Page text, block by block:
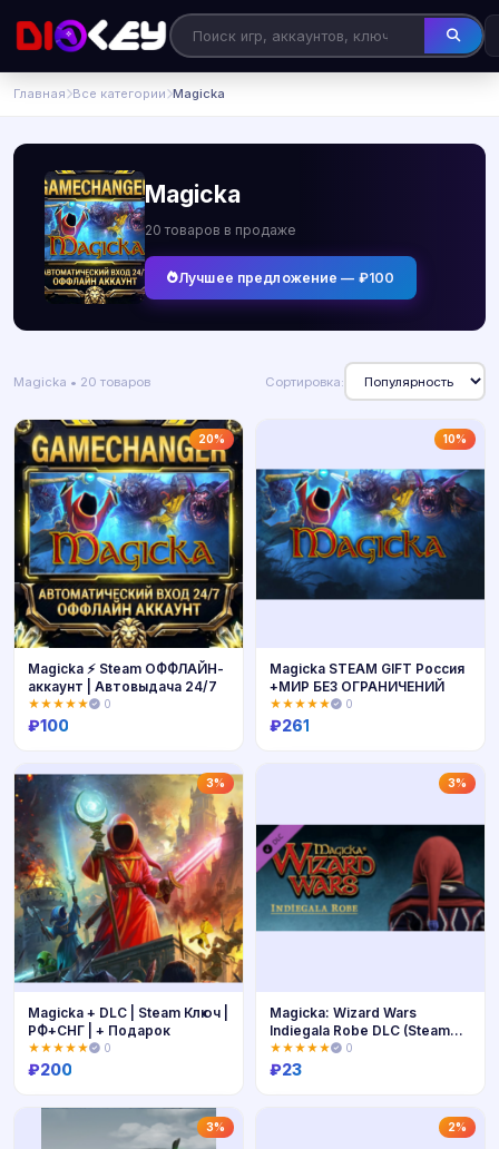
Главная Все категории Magicka
Magicka
20 товаров в продаже
Лучшее предложение — ₽100
Magicka • 20 товаров Сортировка:
20%
Купить
Magicka ⚡ Steam ОФФЛАЙН-
аккаунт | Автовыдача 24/7
★★★★★ 0
₽100
10%
Magicka STEAM GIFT Россия
+МИР БЕЗ ОГРАНИЧЕНИЙ
★★★★★ 0
₽261
3%
Купить
Magicka + DLC | Steam Ключ |
РФ+СНГ | + Подарок
★★★★★ 0
₽200
3%
Magicka: Wizard Wars
Indiegala Robe DLC (Steam
Key RoW)
★★★★★ 0
₽23
3% 2%